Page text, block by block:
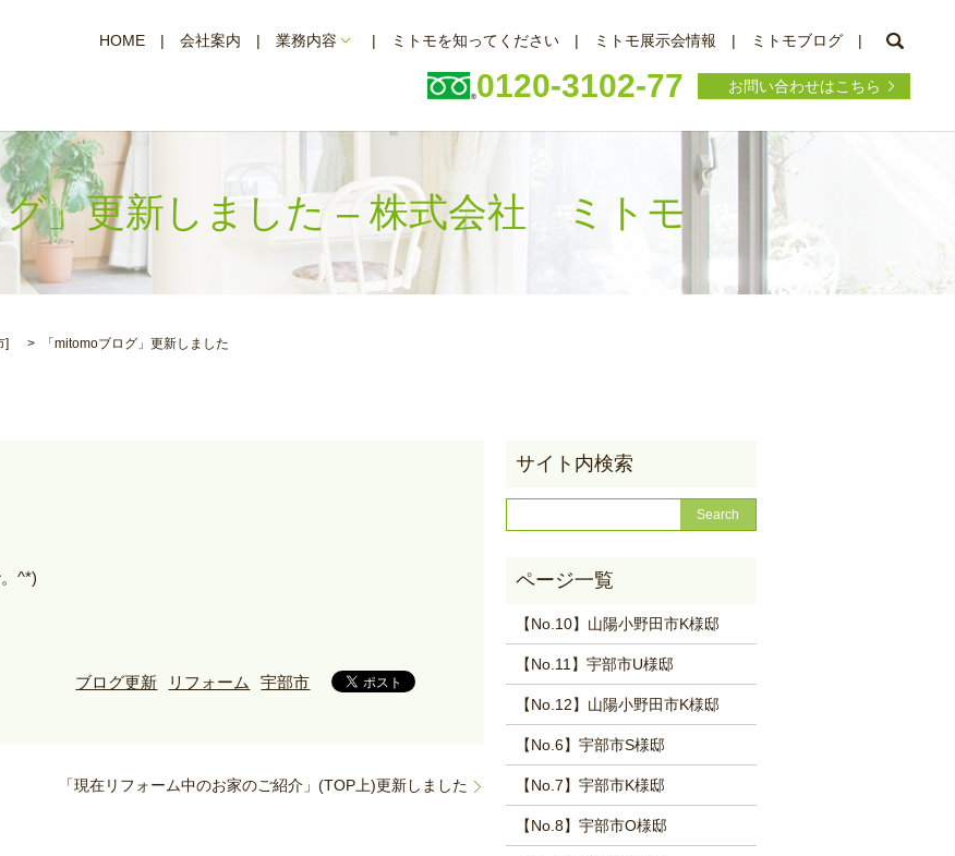
HOME 会社案内 業務内容 ミトモを知ってください ミトモ展示会情報 ミトモブログ
0120-3102-77 お問い合わせはこちら
グ」更新しました – 株式会社 ミトモ
] 「mitomoブログ」更新しました
^*)
ブログ更新 リフォーム 宇部市
「現在リフォーム中のお家のご紹介」(TOP上)更新しました
【No.10】山陽小野田市K様邸
【No.11】宇部市U様邸
【No.12】山陽小野田市K様邸
【No.6】宇部市S様邸
【No.7】宇部市K様邸
【No.8】宇部市O様邸